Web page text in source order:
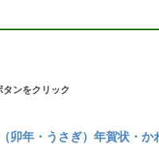
タンをクリック
卯年・うさぎ）年賀状・か